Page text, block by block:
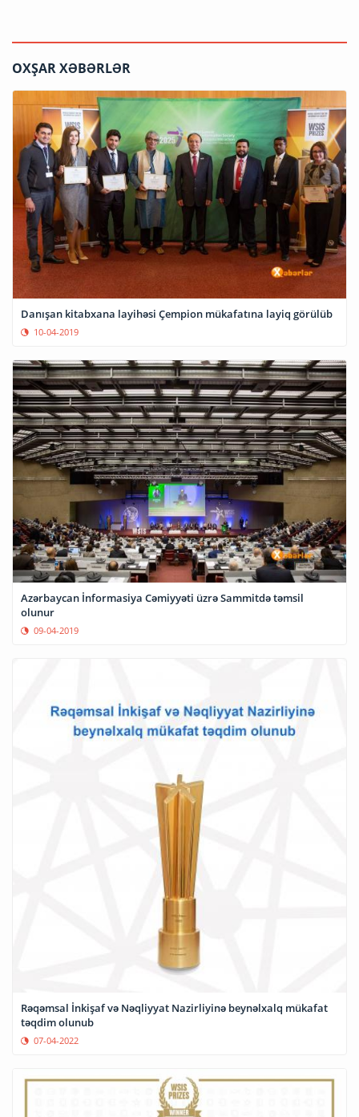
OXŞAR XƏBƏRLƏR
Danışan kitabxana layihəsi Çempion mükafatına layiq görülüb
10-04-2019
Azərbaycan İnformasiya Cəmiyyəti üzrə Sammitdə təmsil
olunur
09-04-2019
Rəqəmsal İnkişaf və Nəqliyyat Nazirliyinə beynəlxalq mükafat
təqdim olunub
07-04-2022